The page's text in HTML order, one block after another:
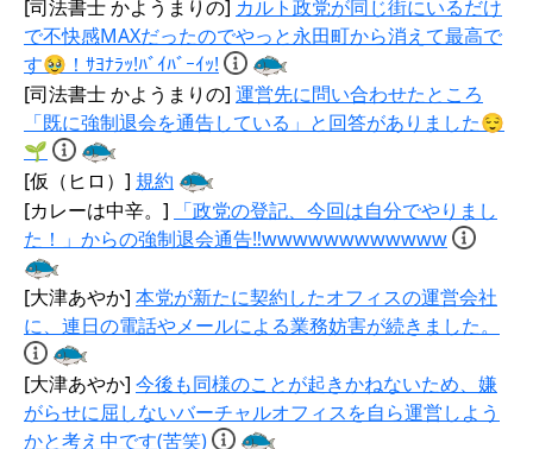
[司法書士 かようまりの] カルト政党が同じ街にいるだけ
で不快感MAXだったのでやっと永田町から消えて最高で
す🥹！ｻﾖﾅﾗｯ!ﾊﾞｲﾊﾞｰｲｯ!
[司法書士 かようまりの] 運営先に問い合わせたところ
「既に強制退会を通告している」と回答がありました😌
🌱
[仮（ヒロ）] 規約
[カレーは中辛。]
「政党の登記、今回は自分でやりまし
た！」からの強制退会通告‼️wwwwwwwwwwww
[大津あやか] 本党が新たに契約したオフィスの運営会社
に、連日の電話やメールによる業務妨害が続きました。
[大津あやか] 今後も同様のことが起きかねないため、嫌
がらせに屈しないバーチャルオフィスを自ら運営しよう
かと考え中です(苦笑)